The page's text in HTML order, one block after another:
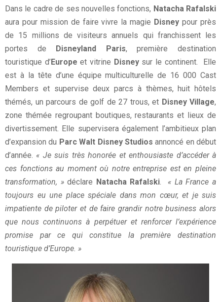
Dans le cadre de ses nouvelles fonctions, Natacha Rafalski
aura pour mission de faire vivre la magie Disney pour près
de 15 millions de visiteurs annuels qui franchissent les
portes de
Disneyland Paris, première destination
touristique d’ Europe et vitrine Disneysur le continent. Elle
est à la tête d’une équipe multiculturelle de 16 000 Cast
Members et supervise deux parcs à thèmes, huit hôtels
thémés, un parcours de golf de 27 trous, et Disney Village,
zone thémée regroupant boutiques, restaurants et lieux de
divertissement. Elle supervisera également l’ambitieux plan
d’expansion du Parc Walt Disney Studios annoncé en début
d’année. « Je suis très honorée et enthousiaste d’accéder à
ces fonctions au moment où notre entreprise est en pleine
transformation, »déclare Natacha Rafalski. « La France a
toujours eu une place spéciale dans mon cœur, et je suis
impatiente de piloter et de faire grandir notre business alors
que nous continuons à perpétuer et renforcer l’expérience
promise par ce qui constitue la première destination
touristique d’Europe. »